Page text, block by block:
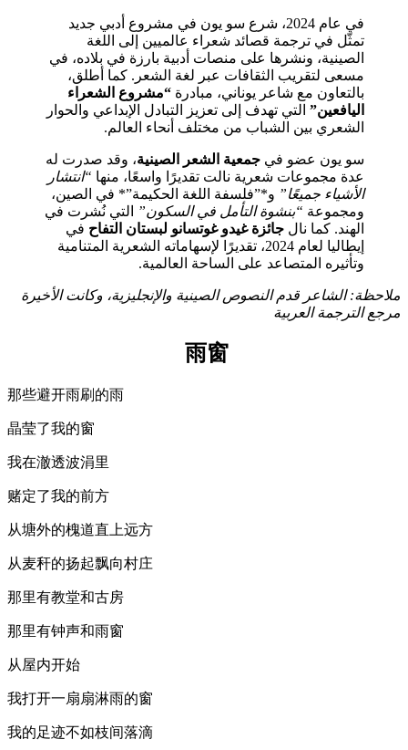
في عام 2024، شرع سو يون في مشروع أدبي جديد
تمثّل في ترجمة قصائد شعراء عالميين إلى اللغة
الصينية، ونشرها على منصات أدبية بارزة في بلاده، في
مسعى لتقريب الثقافات عبر لغة الشعر. كما أطلق،
بالتعاون مع شاعر يوناني، مبادرة “مشروع الشعراء
اليافعين” التي تهدف إلى تعزيز التبادل الإبداعي والحوار
الشعري بين الشباب من مختلف أنحاء العالم.
سو يون عضو في جمعية الشعر الصينية، وقد صدرت له
عدة مجموعات شعرية نالت تقديرًا واسعًا، منها “انتشار
الأشياء جميعًا” و*”فلسفة اللغة الحكيمة”* في الصين،
ومجموعة “بنشوة التأمل في السكون”
التي نُشرت في
الهند. كما نال جائزة غيدو غوتسانو لبستان التفاح في
إيطاليا لعام 2024، تقديرًا لإسهاماته الشعرية المتنامية
وتأثيره المتصاعد على الساحة العالمية.
ملاحظة: الشاعر قدم النصوص الصينية والإنجليزية، وكانت الأخيرة
مرجع الترجمة العربية
雨窗
那些避开雨刷的雨
晶莹了我的窗
我在澈透波涓里
赌定了我的前方
从塘外的槐道直上远方
从麦秆的扬起飘向村庄
那里有教堂和古房
那里有钟声和雨窗
从屋内开始
我打开一扇扇淋雨的窗
我的足迹不如枝间落滴